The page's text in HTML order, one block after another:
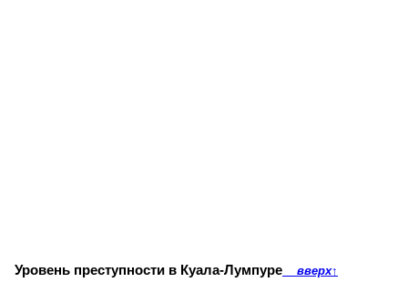
Уровень преступности в Куала-Лумпуре вверх↑